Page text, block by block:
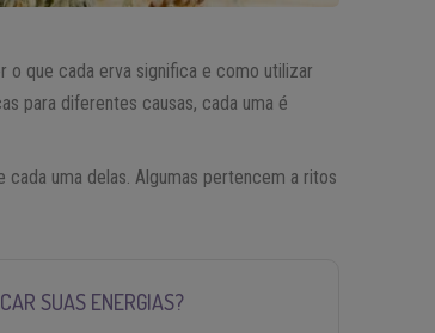
o que cada erva significa e como utilizar
para diferentes causas, cada uma é
uma delas. Algumas pertencem a ritos
SUAS ENERGIAS?